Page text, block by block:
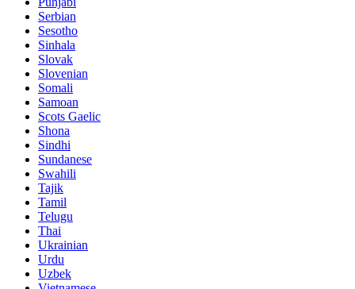
Serbian
Sesotho
Sinhala
Slovak
Slovenian
Somali
Samoan
Scots Gaelic
Shona
Sindhi
Sundanese
Swahili
Tajik
Tamil
Telugu
Thai
Ukrainian
Urdu
Uzbek